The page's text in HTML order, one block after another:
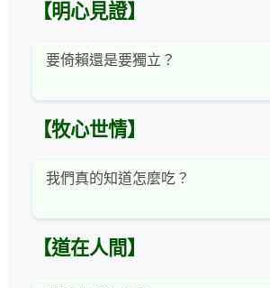
【明心見證】
要倚賴還是要獨立？
【牧心世情】
我們真的知道怎麼吃？
【道在人間】